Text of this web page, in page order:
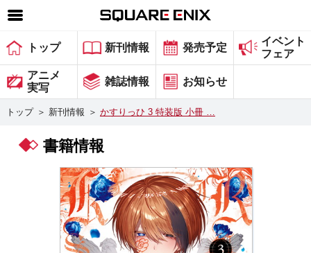
SQUARE ENIX 公式サイトメニュー
ゲーム
マガジン＆ブックス
グッズ
トップ 新刊情報 発売予定
イベント
フェア
アニメ
実写
雑誌情報 お知らせ
トップ ＞ 新刊情報 ＞ かすりっひ 3 特装版 小冊 …
書籍情報